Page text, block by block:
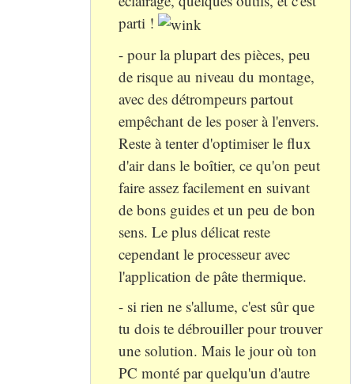
parti !
- pour la plupart des pièces, peu
de risque au niveau du montage,
avec des détrompeurs partout
empêchant de les poser à l'envers.
Reste à tenter d'optimiser le flux
d'air dans le boîtier, ce qu'on peut
faire assez facilement en suivant
de bons guides et un peu de bon
sens. Le plus délicat reste
cependant le processeur avec
l'application de pâte thermique.
- si rien ne s'allume, c'est sûr que
tu dois te débrouiller pour trouver
une solution. Mais le jour où ton
PC monté par quelqu'un d'autre